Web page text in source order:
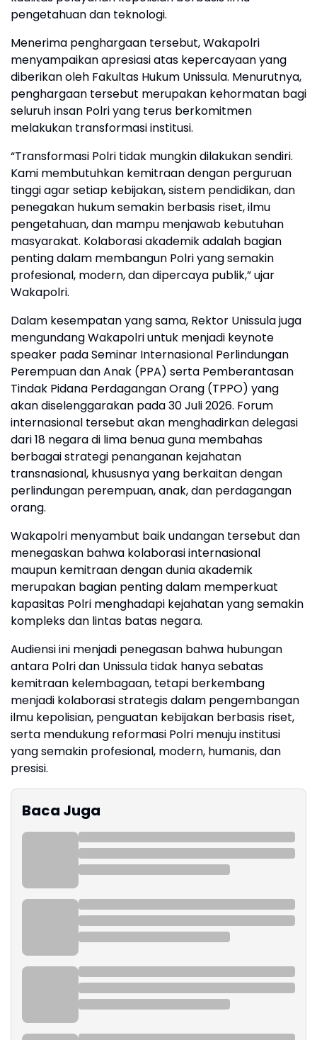
pengetahuan dan teknologi.
Menerima penghargaan tersebut, Wakapolri
menyampaikan apresiasi atas kepercayaan yang
diberikan oleh Fakultas Hukum Unissula. Menurutnya,
penghargaan tersebut merupakan kehormatan bagi
seluruh insan Polri yang terus berkomitmen
melakukan transformasi institusi.
“Transformasi Polri tidak mungkin dilakukan sendiri.
Kami membutuhkan kemitraan dengan perguruan
tinggi agar setiap kebijakan, sistem pendidikan, dan
penegakan hukum semakin berbasis riset, ilmu
pengetahuan, dan mampu menjawab kebutuhan
masyarakat. Kolaborasi akademik adalah bagian
penting dalam membangun Polri yang semakin
profesional, modern, dan dipercaya publik,” ujar
Wakapolri.
Dalam kesempatan yang sama, Rektor Unissula juga
mengundang Wakapolri untuk menjadi keynote
speaker pada Seminar Internasional Perlindungan
Perempuan dan Anak (PPA) serta Pemberantasan
Tindak Pidana Perdagangan Orang (TPPO) yang
akan diselenggarakan pada 30 Juli 2026. Forum
internasional tersebut akan menghadirkan delegasi
dari 18 negara di lima benua guna membahas
berbagai strategi penanganan kejahatan
transnasional, khususnya yang berkaitan dengan
perlindungan perempuan, anak, dan perdagangan
orang.
Wakapolri menyambut baik undangan tersebut dan
menegaskan bahwa kolaborasi internasional
maupun kemitraan dengan dunia akademik
merupakan bagian penting dalam memperkuat
kapasitas Polri menghadapi kejahatan yang semakin
kompleks dan lintas batas negara.
Audiensi ini menjadi penegasan bahwa hubungan
antara Polri dan Unissula tidak hanya sebatas
kemitraan kelembagaan, tetapi berkembang
menjadi kolaborasi strategis dalam pengembangan
ilmu kepolisian, penguatan kebijakan berbasis riset,
serta mendukung reformasi Polri menuju institusi
yang semakin profesional, modern, humanis, dan
presisi.
Baca Juga